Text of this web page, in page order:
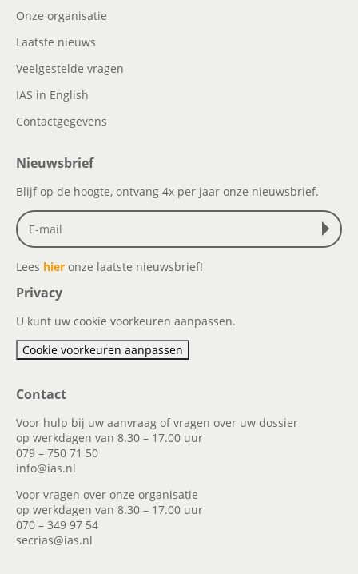
Onze organisatie
Laatste nieuws
Veelgestelde vragen
IAS in English
Contactgegevens
Nieuwsbrief
Blijf op de hoogte, ontvang 4x per jaar onze nieuwsbrief.
Lees hier onze laatste nieuwsbrief!
Privacy
U kunt uw cookie voorkeuren aanpassen.
Cookie voorkeuren aanpassen
Contact
Voor hulp bij uw aanvraag of vragen over uw dossier
op werkdagen van 8.30 – 17.00 uur
079 – 750 71 50
info@ias.nl
Voor vragen over onze organisatie
op werkdagen van 8.30 – 17.00 uur
070 – 349 97 54
secrias@ias.nl